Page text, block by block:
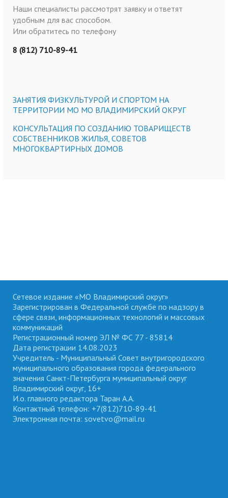
Наши специалисты рассмотрят заявку и ответят
удобным для вас способом.
Или обратитесь по телефону
8 (812) 710-89-41
ЗАНЯТИЯ ФИЗКУЛЬТУРОЙ И СПОРТОМ НА
ТЕРРИТОРИИ МО МО ВЛАДИМИРСКИЙ ОКРУГ
КОНСУЛЬТАЦИЯ ПО СОЗДАНИЮ ТОВАРИЩЕСТВ
СОБСТВЕННИКОВ ЖИЛЬЯ, СОВЕТОВ
МНОГОКВАРТИРНЫХ ДОМОВ
Сетевое издание «МО Владимирский округ»
Зарегистрирован в Федеральной службе по надзору в
сфере связи, информационных технологий и массовых
коммуникаций
Регистрационный номер ЭЛ № ФС 77 - 85814
Дата регистрации 14.08.2023
Учредитель - Муниципальный Совет внутригородского
муниципального образования города федерального
значения Санкт-Петербурга муниципальный округ
Владимирский округ, 16+
И.о. главного редактора Таран А.А.
Контактный телефон: +7(812)710-89-41
Электронная почта: sovetvo@mail.ru